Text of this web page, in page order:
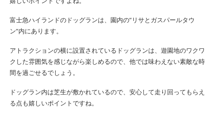
富士急ハイランドのドッグランは、園内の”リサとガスパールタウ
ン”内にあります。
アトラクションの横に設置されているドッグランは、遊園地のワクワ
クした雰囲気を感じながら楽しめるので、他では味わえない素敵な時
間を過ごせるでしょう。
ドッグラン内は芝生が敷かれているので、安心して走り回ってもらえ
る点も嬉しいポイントですね。